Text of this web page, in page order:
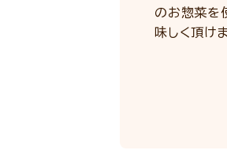
のお惣菜を
味しく頂けま